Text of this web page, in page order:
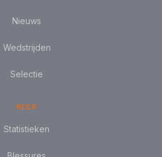
Nieuws
Wedstrijden
Selectie
MEER
Statistieken